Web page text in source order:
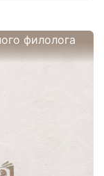
филолога